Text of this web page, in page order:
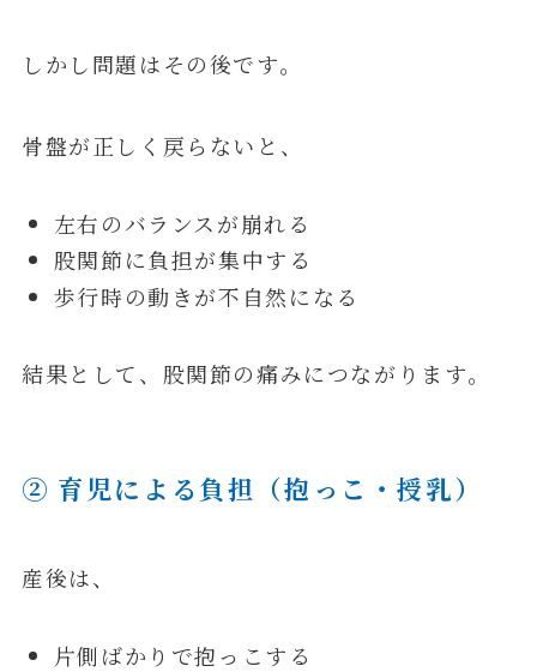
しかし問題はその後です。
骨盤が正しく戻らないと、
左右のバランスが崩れる
股関節に負担が集中する
歩行時の動きが不自然になる
結果として、股関節の痛みにつながります。
② 育児による負担（抱っこ・授乳）
産後は、
片側ばかりで抱っこする